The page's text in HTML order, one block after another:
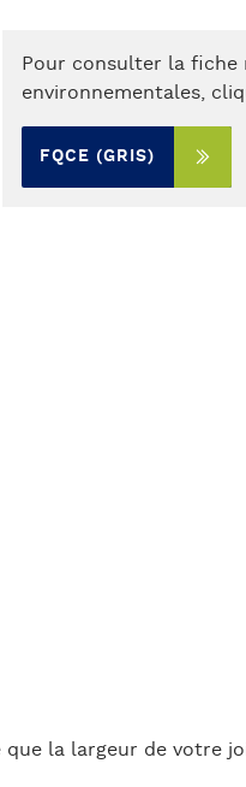
Pour consulter la fiche
environnementales,
FQCE (GRIS)
que la largeur de votre